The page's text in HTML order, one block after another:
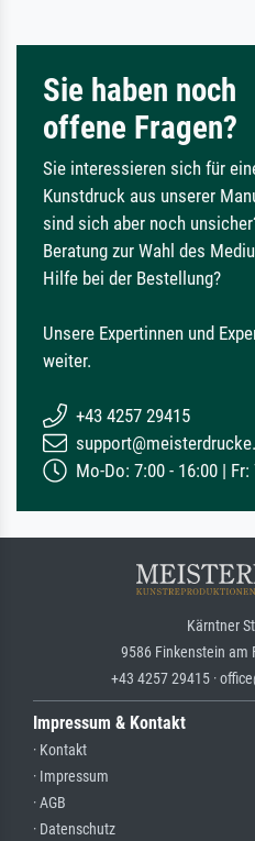
Sie haben noch
offene Fragen?
Sie interessieren sich für
Kunstdruck aus unserer
sind sich aber noch
Beratung zur Wahl des
Hilfe bei der Bestellung?
Unsere Expertinnen und
weiter.
+43 4257 29415
Mo-Do: 7:00 - 16:00 | Fr:
Kärntner
9586 Finkenstein am
+43 4257 29415 ·
Impressum & Kontakt
· Kontakt
· Impressum
· AGB
· Datenschutz